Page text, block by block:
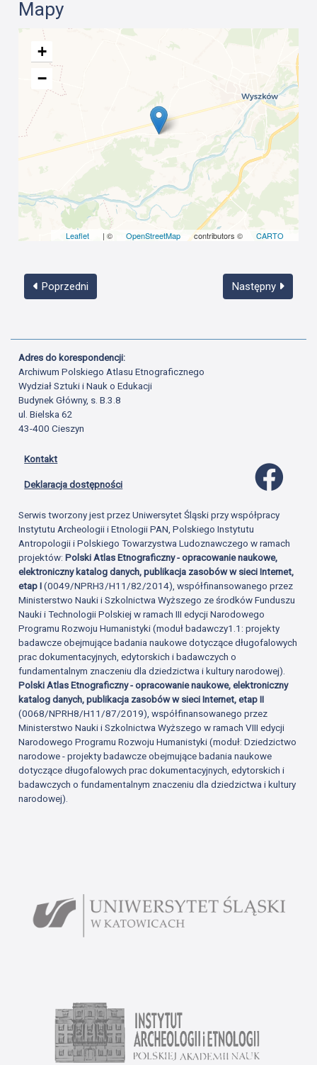
Mapy
+
−
Leaflet | © OpenStreetMap contributors © CARTO
Poprzedni Następny
Adres do korespondencji:
Archiwum Polskiego Atlasu Etnograficznego
Wydział Sztuki i Nauk o Edukacji
Budynek Główny, s. B.3.8
ul. Bielska 62
43-400 Cieszyn
Kontakt
Deklaracja dostępności
Serwis tworzony jest przez Uniwersytet Śląski przy współpracy
Instytutu Archeologii i Etnologii PAN, Polskiego Instytutu
Antropologii i Polskiego Towarzystwa Ludoznawczego w ramach
projektów:Polski Atlas Etnograficzny - opracowanie naukowe,
elektroniczny katalog danych, publikacja zasobów w sieci Internet,
etap I(0049/NPRH3/H11/82/2014), współfinansowanego przez
Ministerstwo Nauki i Szkolnictwa Wyższego ze środków Funduszu
Nauki i Technologii Polskiej w ramach III edycji Narodowego
Programu Rozwoju Humanistyki (moduł badawczy1.1: projekty
badawcze obejmujące badania naukowe dotyczące długofalowych
prac dokumentacyjnych, edytorskich i badawczych o
fundamentalnym znaczeniu dla dziedzictwa i kultury narodowej).
Polski Atlas Etnograficzny - opracowanie naukowe, elektroniczny
katalog danych, publikacja zasobów w sieci Internet, etap II
(0068/NPRH8/H11/87/2019), współfinansowanego przez
Ministerstwo Nauki i Szkolnictwa Wyższego w ramach VIII edycji
Narodowego Programu Rozwoju Humanistyki (moduł: Dziedzictwo
narodowe - projekty badawcze obejmujące badania naukowe
dotyczące długofalowych prac dokumentacyjnych, edytorskich i
badawczych o fundamentalnym znaczeniu dla dziedzictwa i kultury
narodowej).